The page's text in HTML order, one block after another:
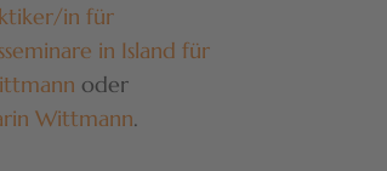
in für
in Island für
oder
Wittmann.